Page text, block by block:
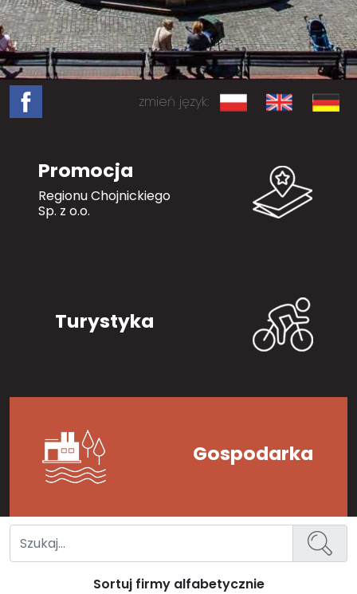
zmień język:
Promocja
Regionu Chojnickiego
Sp. z o.o.
Turystyka
Gospodarka
Sortuj firmy alfabetycznie